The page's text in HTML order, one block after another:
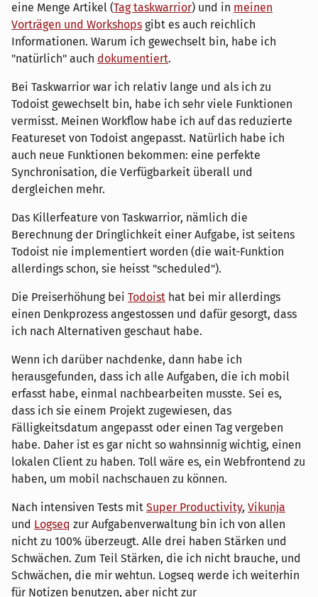
eine Menge Artikel (Tag taskwarrior) und in meinen
Vorträgen und Workshops gibt es auch reichlich
Informationen. Warum ich gewechselt bin, habe ich
"natürlich" auch dokumentiert.
Bei Taskwarrior war ich relativ lange und als ich zu
Todoist gewechselt bin, habe ich sehr viele Funktionen
vermisst. Meinen Workflow habe ich auf das reduzierte
Featureset von Todoist angepasst. Natürlich habe ich
auch neue Funktionen bekommen: eine perfekte
Synchronisation, die Verfügbarkeit überall und
dergleichen mehr.
Das Killerfeature von Taskwarrior, nämlich die
Berechnung der Dringlichkeit einer Aufgabe, ist seitens
Todoist nie implementiert worden (die wait-Funktion
allerdings schon, sie heisst "scheduled").
Die Preiserhöhung bei Todoist hat bei mir allerdings
einen Denkprozess angestossen und dafür gesorgt, dass
ich nach Alternativen geschaut habe.
Wenn ich darüber nachdenke, dann habe ich
herausgefunden, dass ich alle Aufgaben, die ich mobil
erfasst habe, einmal nachbearbeiten musste. Sei es,
dass ich sie einem Projekt zugewiesen, das
Fälligkeitsdatum angepasst oder einen Tag vergeben
habe. Daher ist es gar nicht so wahnsinnig wichtig, einen
lokalen Client zu haben. Toll wäre es, ein Webfrontend zu
haben, um mobil nachschauen zu können.
Nach intensiven Tests mit Super Productivity, Vikunja
und Logseq zur Aufgabenverwaltung bin ich von allen
nicht zu 100% überzeugt. Alle drei haben Stärken und
Schwächen. Zum Teil Stärken, die ich nicht brauche, und
Schwächen, die mir wehtun. Logseq werde ich weiterhin
für Notizen benutzen, aber nicht zur